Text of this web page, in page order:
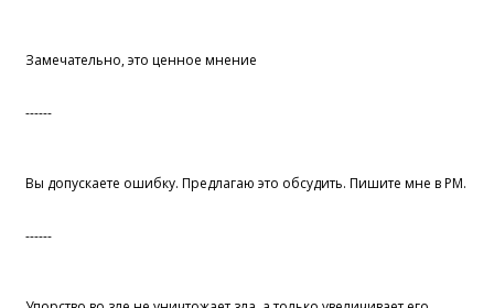
Замечательно, это ценное мнение
------
Вы допускаете ошибку. Предлагаю это обсудить. Пишите мне в PM.
------